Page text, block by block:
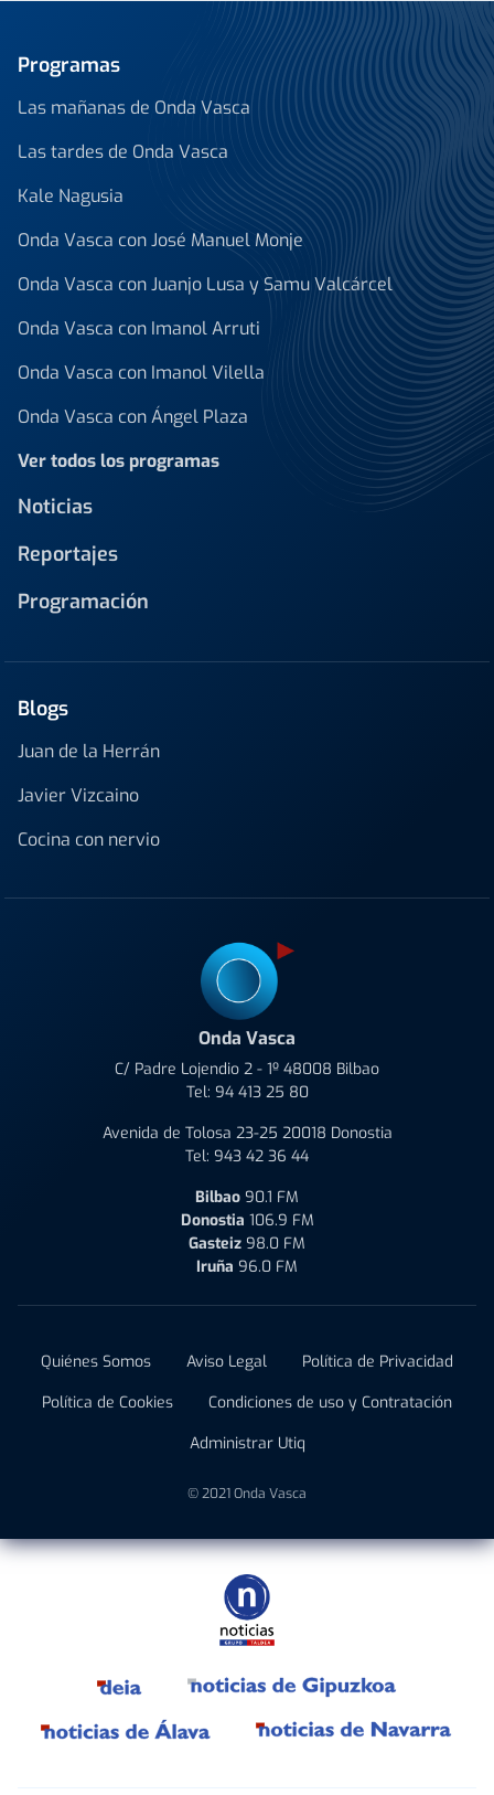
Programas
Las mañanas de Onda Vasca
Las tardes de Onda Vasca
Kale Nagusia
Onda Vasca con José Manuel Monje
Onda Vasca con Juanjo Lusa y Samu Valcárcel
Onda Vasca con Imanol Arruti
Onda Vasca con Imanol Vilella
Onda Vasca con Ángel Plaza
Ver todos los programas
Noticias
Reportajes
Programación
Blogs
Juan de la Herrán
Javier Vizcaino
Cocina con nervio
Onda Vasca
C/ Padre Lojendio 2 - 1º 48008 Bilbao
Tel: 94 413 25 80
Avenida de Tolosa 23-25 20018 Donostia
Tel: 943 42 36 44
Bilbao 90.1 FM
Donostia 106.9 FM
Gasteiz 98.0 FM
Iruña 96.0 FM
Quiénes Somos Aviso Legal
Política de Privacidad
Política de Cookies
Condiciones de uso y Contratación
Administrar Utiq
© 2021 Onda Vasca